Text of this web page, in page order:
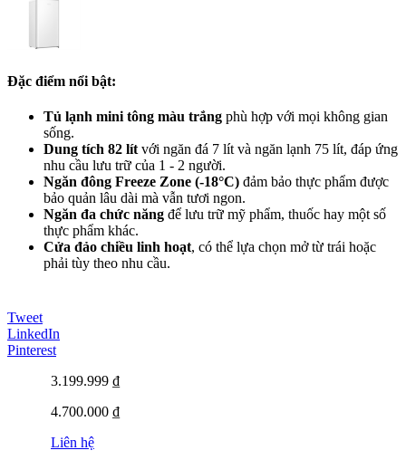
Đặc điểm nổi bật:
Tủ lạnh mini tông màu trắng phù hợp với mọi không gian
sống.
Dung tích 82 lít với ngăn đá 7 lít và ngăn lạnh 75 lít, đáp ứng
nhu cầu lưu trữ của 1 - 2 người.
Ngăn đông Freeze Zone (-18°C) đảm bảo thực phẩm được
bảo quản lâu dài mà vẫn tươi ngon.
Ngăn đa chức năng để lưu trữ mỹ phẩm, thuốc hay một số
thực phẩm khác.
Cửa đảo chiều linh hoạt, có thể lựa chọn mở từ trái hoặc
phải tùy theo nhu cầu.
Tweet
LinkedIn
Pinterest
3.199.999 ₫
4.700.000 ₫
Liên hệ